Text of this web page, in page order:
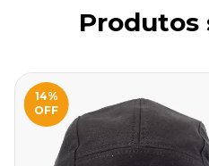
Produtos
14%
OFF